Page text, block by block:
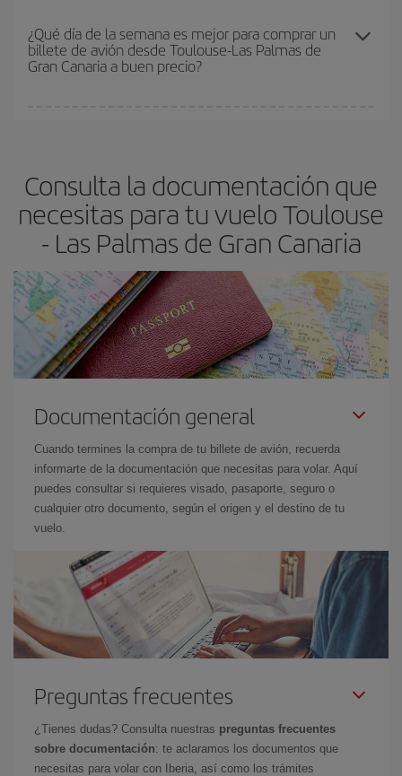
precio según tus necesidades de viaje. La tarifa básica, te
asegura el vuelo más barato.
¿Qué día de la semana es mejor para comprar un
billete de avión desde Toulouse-Las Palmas de
Gran Canaria a buen precio?
avión más baratos te saldrán. Además, si buscas los vuelos con
las fechas y los horarios del viaje un poco abiertos, podráselegir
el precio más barato.
Consulta la documentación que
necesitas para tu vuelo Toulouse
- Las Palmas de Gran Canaria
Documentación general
Cuando termines la compra de tu billete de avión, recuerda
informarte de la documentación que necesitas para volar. Aquí
puedes consultar si requieres visado, pasaporte, seguro o
cualquier otro documento, según el origen y el destino de tu
vuelo.
Preguntas frecuentes
¿Tienes dudas? Consulta nuestras preguntas frecuentes
sobre documentación: te aclaramos los documentos que
necesitas para volar con Iberia, así como los trámites